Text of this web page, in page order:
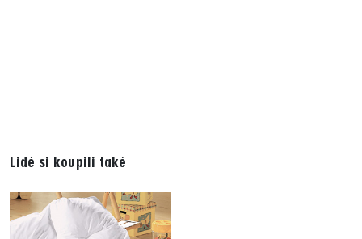
Lidé si koupili také